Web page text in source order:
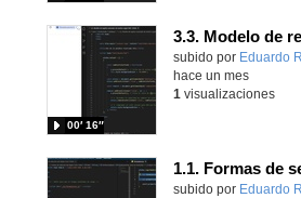
Contenido educativo.
subido por Eduardo R.
00′ 16″
hace un mes
1 visualizaciones
Contenido educativo.
subido por Eduardo R.